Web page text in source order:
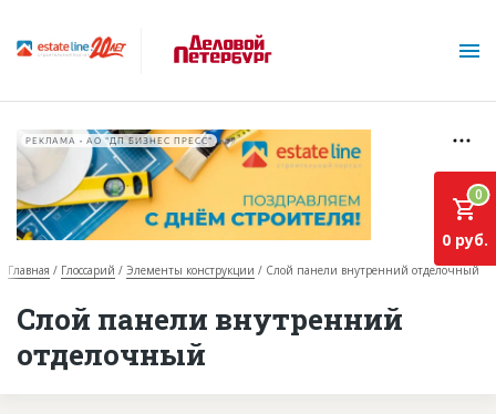
О проекте
Горячие объекты
База строящихся объектов
РЕКЛАМА • АО "ДП БИЗНЕС ПРЕСС"
Главная Глоссарий Элементы конструкции Слой панели внутренний отделочный
Слой панели внутренний
отделочный
0
0 руб.